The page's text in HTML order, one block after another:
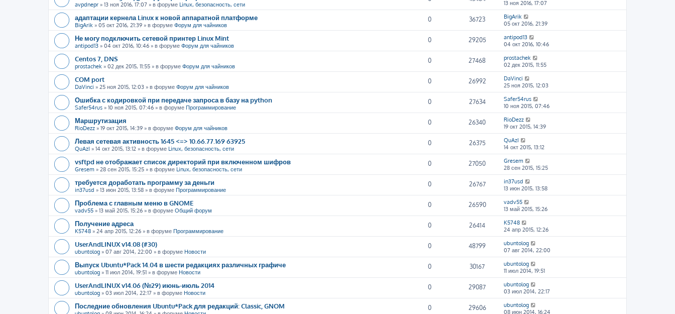
avpdnepr » 13 ноя 2016, 17:07 » в форуме Linux, безопасность, сети
13 ноя 2016, 17:07
адаптации кернела Linux к новой аппаратной платформе
BigArik » 05 окт 2016, 21:39 » в форуме Форум для чайников
0 36723
BigArik
05 окт 2016, 21:39
Не могу подключить сетевой принтер Linux Mint
antipod13 » 04 окт 2016, 10:46 » в форуме Форум для чайников
0 29205
antipod13
04 окт 2016, 10:46
Centos 7, DNS
prostachek » 02 дек 2015, 11:55 » в форуме Форум для чайников
0 27468
prostachek
02 дек 2015, 11:55
COM port
DaVinci » 25 ноя 2015, 12:03 » в форуме Форум для чайников
0 26992
DaVinci
25 ноя 2015, 12:03
Ошибка с кодировкой при передаче запроса в базу на python
Safer54rus » 10 ноя 2015, 07:46 » в форуме Программирование
0 27634
Safer54rus
10 ноя 2015, 07:46
Маршрутизация
RioDezz » 19 окт 2015, 14:39 » в форуме Форум для чайников
0 26340
RioDezz
19 окт 2015, 14:39
Левая сетевая активность 1645 <=> 10.66.77.169 63925
QuAzI » 14 окт 2015, 13:12 » в форуме Linux, безопасность, сети
0 26375
QuAzI
14 окт 2015, 13:12
vsftpd не отображает список директорий при включенном шифров
Gresem » 28 сен 2015, 15:25 » в форуме Linux, безопасность, сети
0 27050
Gresem
28 сен 2015, 15:25
требуется доработать программу за деньги
in37usd » 13 июн 2015, 13:58 » в форуме Программирование
0 26767
in37usd
13 июн 2015, 13:58
Проблема с главным меню в GNOME
vadv55 » 13 май 2015, 15:26 » в форуме Общий форум
0 26590
vadv55
13 май 2015, 15:26
Получение адреса
K5748 » 24 апр 2015, 12:26 » в форуме Программирование
0 26414
K5748
24 апр 2015, 12:26
UserAndLINUX v14.08 (#30)
ubuntolog » 07 авг 2014, 22:00 » в форуме Новости
0 48799
ubuntolog
07 авг 2014, 22:00
Выпуск Ubuntu*Pack 14.04 в шести редакциях различных графиче
ubuntolog » 11 июл 2014, 19:51 » в форуме Новости
0 30167
ubuntolog
11 июл 2014, 19:51
UserAndLINUX v14.06 (№29) июнь-июль 2014
ubuntolog » 03 июл 2014, 22:17 » в форуме Новости
0 29087
ubuntolog
03 июл 2014, 22:17
Последние обновления Ubuntu*Pack для редакций: Classic, GNOM 0 29606
ubuntolog
08 июн 2014, 16:24